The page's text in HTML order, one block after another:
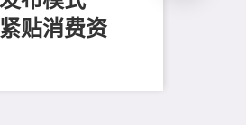
贴消费资